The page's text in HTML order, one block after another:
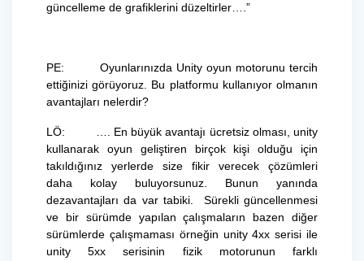
güncelleme de grafiklerini düzeltirler….”
PE: Oyunlarınızda Unity oyun motorunu tercih
ettiğinizi görüyoruz. Bu platformu kullanıyor olmanın
avantajları nelerdir?
LÖ: …. En büyük avantajı ücretsiz olması, unity
kullanarak oyun geliştiren birçok kişi olduğu için
takıldığınız yerlerde size fikir verecek çözümleri
daha kolay buluyorsunuz. Bunun yanında
dezavantajları da var tabiki. Sürekli güncellenmesi
ve bir sürümde yapılan çalışmaların bazen diğer
sürümlerde çalışmaması örneğin unity 4xx serisi ile
unity 5xx serisinin fizik motorunun farklı